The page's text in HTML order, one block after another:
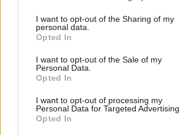
I want to opt-out of the Sharing of my
personal data.
Opted In
I want to opt-out of the Sale of my
Personal Data.
Opted In
I want to opt-out of processing my
Personal Data for Targeted Advertising.
Opted In
♥ ♥♥